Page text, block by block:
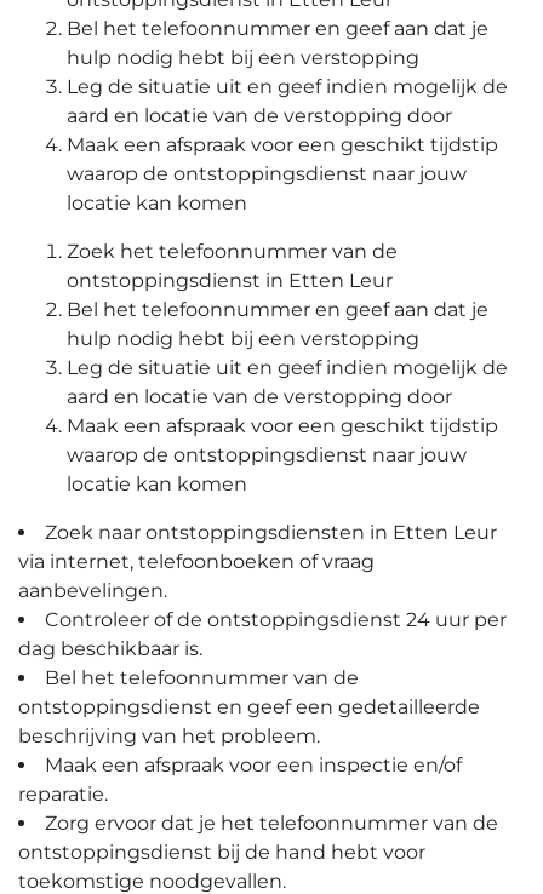
Bel het telefoonnummer en geef aan dat je
hulp nodig hebt bij een verstopping
Leg de situatie uit en geef indien mogelijk de
aard en locatie van de verstopping door
Maak een afspraak voor een geschikt tijdstip
waarop de ontstoppingsdienst naar jouw
locatie kan komen
Zoek het telefoonnummer van de
ontstoppingsdienst in Etten Leur
Bel het telefoonnummer en geef aan dat je
hulp nodig hebt bij een verstopping
Leg de situatie uit en geef indien mogelijk de
aard en locatie van de verstopping door
Maak een afspraak voor een geschikt tijdstip
waarop de ontstoppingsdienst naar jouw
locatie kan komen
Zoek naar ontstoppingsdiensten in Etten Leur
via internet, telefoonboeken of vraag
aanbevelingen.​
Controleer of de ontstoppingsdienst 24 uur per
dag beschikbaar is.
Bel het telefoonnummer van de
ontstoppingsdienst en geef een gedetailleerde
beschrijving van het probleem.​
Maak een afspraak voor een inspectie en/of
reparatie.​
Zorg ervoor dat je het telefoonnummer van de
ontstoppingsdienst bij de hand hebt voor
toekomstige noodgevallen.​